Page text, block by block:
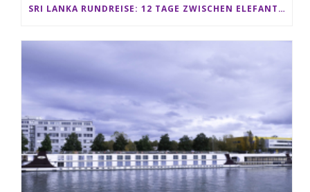
SRI LANKA RUNDREISE: 12 TAGE ZWISCHEN ELEFANTEN, TEEPLANTAGEN & STRAND ALS FAMILIE